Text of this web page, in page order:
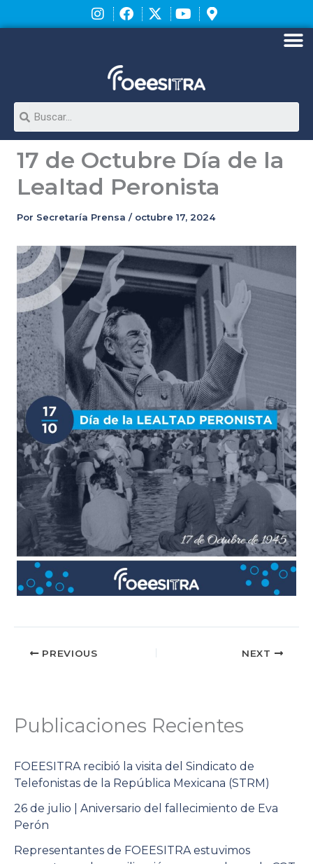
al
Search
17 de Octubre Día de la
Lealtad Peronista
Por Secretaría Prensa / octubre 17, 2024
PREVIOUS NEXT
Publicaciones Recientes
FOEESITRA recibió la visita del Sindicato de
Telefonistas de la República Mexicana (STRM)
26 de julio | Aniversario del fallecimiento de Eva
Perón
Representantes de FOEESITRA estuvimos